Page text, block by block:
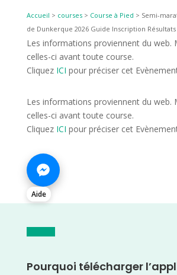
Accueil > courses> Course à Pied > Semi-
de Dunkerque 2026 Guide Inscription Résultats
Les informations proviennent du web.
celles-ci avant toute course.
Cliquez ICI pour préciser cet
Les informations proviennent du web.
celles-ci avant toute course.
Cliquez ICI pour préciser cet
Aide
Pourquoi télécharger